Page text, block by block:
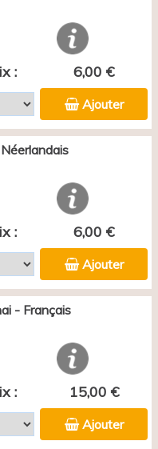
: 6,00 €
Ajouter
: 6,00 €
Ajouter
- Français
: 15,00 €
Ajouter